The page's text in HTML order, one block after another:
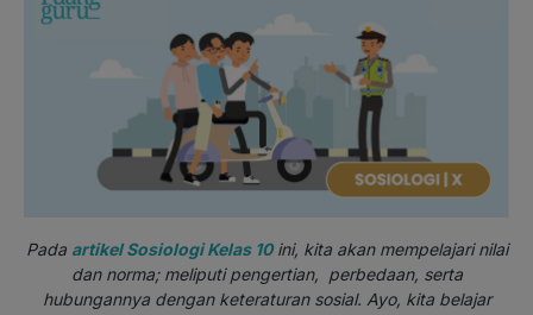
Pada artikel Sosiologi Kelas 10ini, kita akan mempelajari nilai
dan norma; meliputi pengertian, perbedaan, serta
hubungannya dengan keteraturan sosial. Ayo, kita belajar